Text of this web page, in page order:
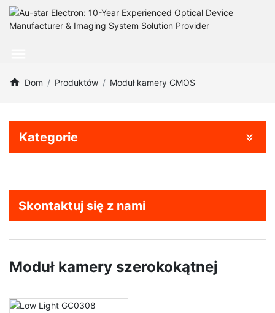
Dom Produktów Moduł kamery CMOS
Kategorie
Skontaktuj się z nami
Moduł kamery szerokokątnej